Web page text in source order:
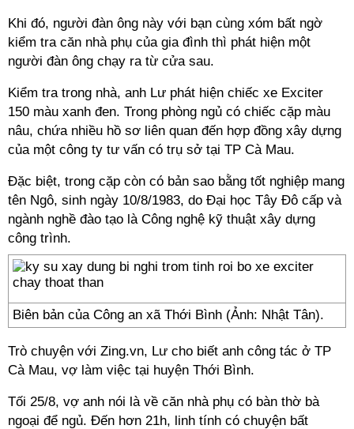
Khi đó, người đàn ông này với bạn cùng xóm bất ngờ
kiểm tra căn nhà phụ của gia đình thì phát hiện một
người đàn ông chạy ra từ cửa sau.
Kiểm tra trong nhà, anh Lư phát hiện chiếc xe Exciter
150 màu xanh đen. Trong phòng ngủ có chiếc cặp màu
nâu, chứa nhiều hồ sơ liên quan đến hợp đồng xây dựng
của một công ty tư vấn có trụ sở tại TP Cà Mau.
Đặc biệt, trong cặp còn có bản sao bằng tốt nghiệp mang
tên Ngô, sinh ngày 10/8/1983, do Đại học Tây Đô cấp và
ngành nghề đào tạo là Công nghệ kỹ thuật xây dựng
công trình.
Biên bản của Công an xã Thới Bình (Ảnh: Nhật Tân).
Trò chuyện với Zing.vn, Lư cho biết anh công tác ở TP
Cà Mau, vợ làm việc tại huyện Thới Bình.
Tối 25/8, vợ anh nói là về căn nhà phụ có bàn thờ bà
ngoại để ngủ. Đến hơn 21h, linh tính có chuyện bất